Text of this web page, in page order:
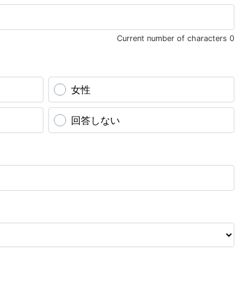
Current number of characters 0
女性
回答しない